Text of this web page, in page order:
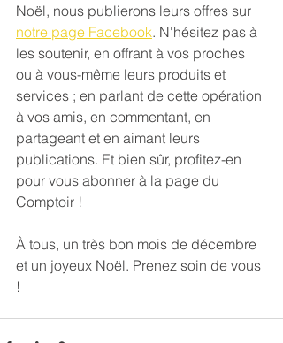
Noël, nous publierons leurs offres sur
notre page Facebook. N'hésitez pas à
les soutenir, en offrant à vos proches
ou à vous-même leurs produits et
services ; en parlant de cette opération
à vos amis, en commentant, en
partageant et en aimant leurs
publications. Et bien sûr, profitez-en
pour vous abonner à la page du
Comptoir !
À tous, un très bon mois de décembre
et un joyeux Noël. Prenez soin de vous
!